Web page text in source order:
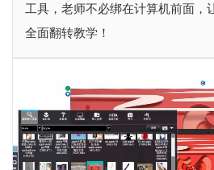
工具，老师不必绑在计算机前面，
全面翻转教学！